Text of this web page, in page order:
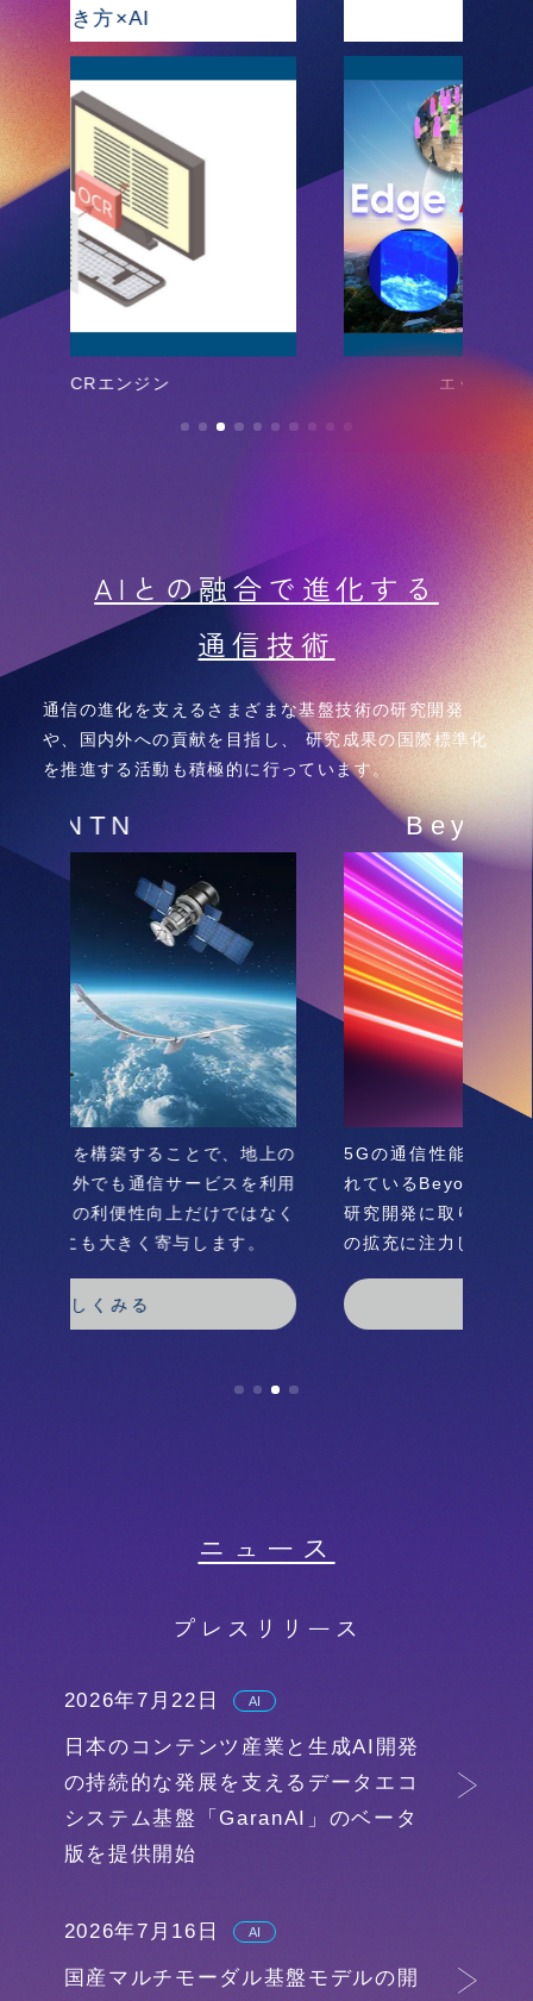
エッジデバイス画像解析
AIとの融合で進化する
通信技術
通信の進化を支えるさまざまな基盤技術の研究開発
や、国内外への貢献を目指し、
研究成果の国際標準化
を推進する活動も積極的に行っています。
Beyond 5G／6G
5Gの通信性能からのさらなる高度化が期待さ
れているBeyond 5G／6Gを見据え、多角的な
研究開発に取り込むことで、よりよい通信事業
の拡充に注力していきます。
ニュース
プレスリリース
2026年7月22日 AI
日本のコンテンツ産業と生成AI開発
の持続的な発展を支えるデータエコ
システム基盤「GaranAI」のベータ
版を提供開始
2026年7月16日 AI
国産マルチモーダル基盤モデルの開